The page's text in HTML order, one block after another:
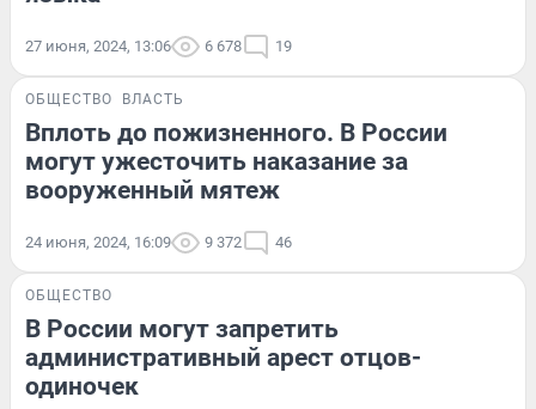
27 июня, 2024, 13:06 6 678 19
ОБЩЕСТВО ВЛАСТЬ
Вплоть до пожизненного. В России
могут ужесточить наказание за
вооруженный мятеж
24 июня, 2024, 16:09 9 372 46
ОБЩЕСТВО
В России могут запретить
административный арест отцов-
одиночек